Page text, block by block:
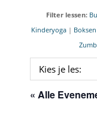
Filter lessen:
Kinderyoga| Boksen
« Alle